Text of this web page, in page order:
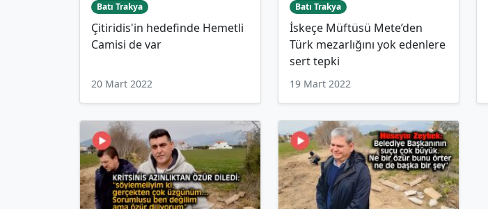
Batı Trakya
Çitiridis'in hedefinde Hemetli
Camisi de var
20 Mart 2022
Batı Trakya
İskeçe Müftüsü Mete’den
Türk mezarlığını yok edenlere
sert tepki
19 Mart 2022